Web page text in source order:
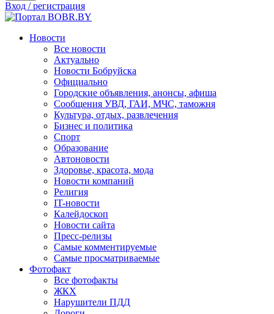
Вход / регистрация
Новости
Все новости
Актуально
Новости Бобруйска
Официально
Городские объявления, анонсы, афиша
Сообщения УВД, ГАИ, МЧС, таможня
Культура, отдых, развлечения
Бизнес и политика
Спорт
Образование
Автоновости
Здоровье, красота, мода
Новости компаний
Религия
IT-новости
Калейдоскоп
Новости сайта
Пресс-релизы
Самые комментируемые
Самые просматриваемые
Фотофакт
Все фотофакты
ЖКХ
Нарушители ПДД